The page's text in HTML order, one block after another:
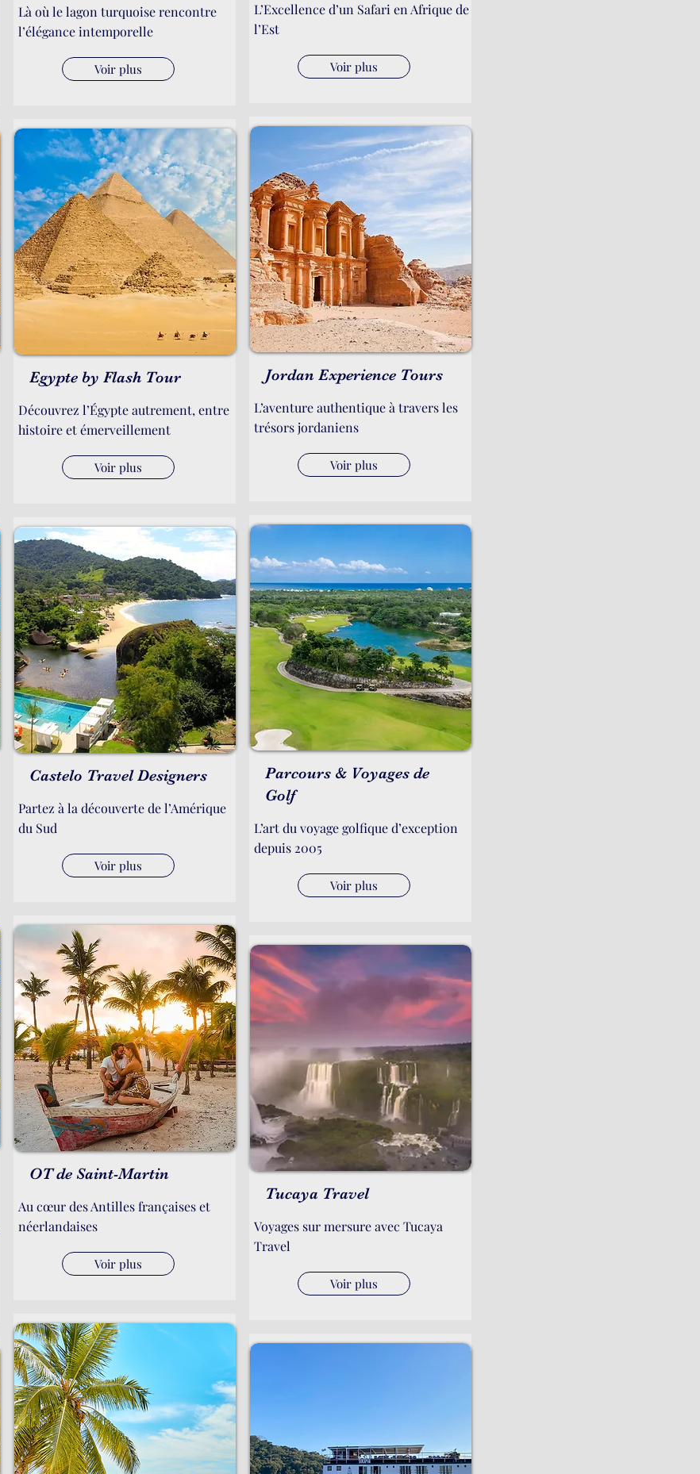
Là où le lagon turquoise rencontre
l’élégance intemporelle
Voir plus
Egypte by Flash Tour
Découvrez l’Égypte autrement, entre
histoire et émerveillement
Voir plus
Castelo Travel Designers
Partez à la découverte de l’Amérique
du Sud
Voir plus
OT de Saint-Martin
Au cœur des Antilles françaises et
néerlandaises
Voir plus
L’Excellence d’un Safari en Afrique de
l’Est
Voir plus
Jordan Experience Tours
L’aventure authentique à travers les
trésors jordaniens
Voir plus
Parcours & Voyages de
Golf
L’art du voyage golfique d’exception
depuis 2005
Voir plus
Tucaya Travel
Voyages sur mersure avec Tucaya
Travel
Voir plus